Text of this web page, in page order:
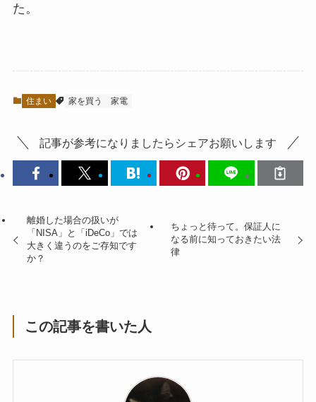
た。
住まい 家を買う 家電
記事が参考になりましたらシェアお願いします
離婚した場合の扱いが
「NISA」と「iDeCo」では
大きく違うのをご存知です
か？
ちょっと待って。保証人に
なる前に知っておきたい法
律
この記事を書いた人